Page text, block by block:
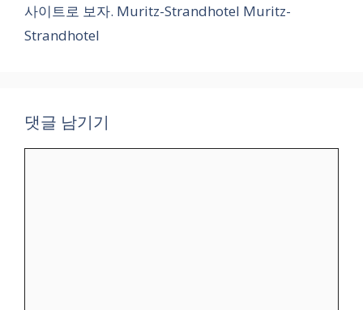
사이트로 보자. Muritz-Strandhotel Muritz-
Strandhotel
댓글 남기기